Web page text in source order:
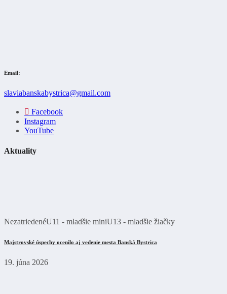
Email:
slaviabanskabystrica@gmail.com
Facebook
Instagram
YouTube
Aktuality
NezatriedenéU11 - mladšie miniU13 - mladšie žiačky
Majstrovské úspechy ocenilo aj vedenie mesta Banská Bystrica
19. júna 2026